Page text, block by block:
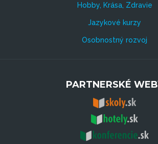
Hobby, Krása, Zdravie
Jazykové kurzy
Osobnostný rozvoj
PARTNERSKÉ